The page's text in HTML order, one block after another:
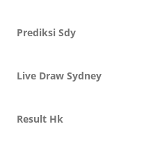
Prediksi Sdy
Live Draw Sydney
Result Hk